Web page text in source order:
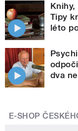
Tipy
léto
dva
E-SHOP